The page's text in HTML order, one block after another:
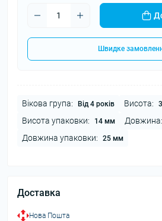
Швидке
Вікова група: Від 4 років Висота:
Висота упаковки: 14 мм Довжина:
Довжина упаковки: 25 мм
Доставка
Нова Пошта